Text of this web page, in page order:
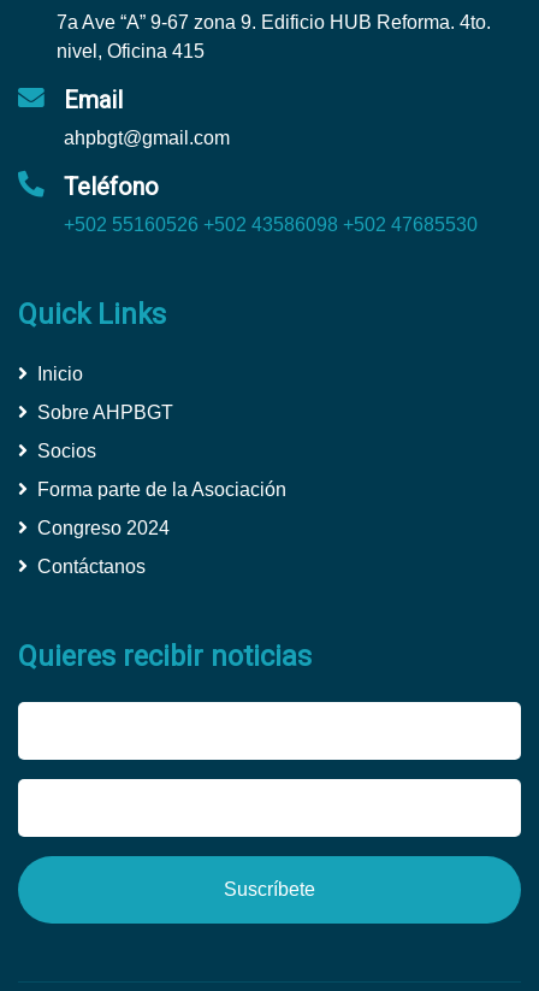
7a Ave “A” 9-67 zona 9. Edificio HUB Reforma. 4to.
nivel, Oficina 415
Email
ahpbgt@gmail.com
Teléfono
+502 55160526 +502 43586098 +502 47685530
Quick Links
Inicio
Sobre AHPBGT
Socios
Forma parte de la Asociación
Congreso 2024
Contáctanos
Quieres recibir noticias